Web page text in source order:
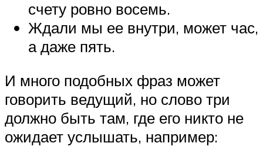
счету ровно восемь.
Ждали мы ее внутри, может час,
а даже пять.
И много подобных фраз может
говорить ведущий, но слово три
должно быть там, где его никто не
ожидает услышать, например: